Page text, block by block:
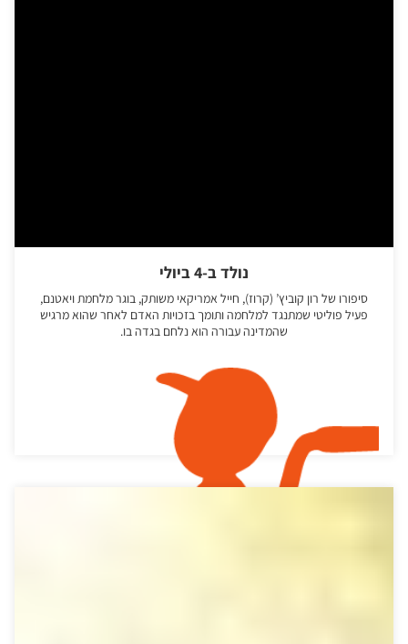
נולד ב-4 ביולי
סיפורו של רון קוביץ’ (קרוז), חייל אמריקאי משותק, בוגר מלחמת ויאטנם,
פעיל פוליטי שמתנגד למלחמה ותומך בזכויות האדם לאחר שהוא מרגיש
שהמדינה עבורה הוא נלחם בגדה בו.